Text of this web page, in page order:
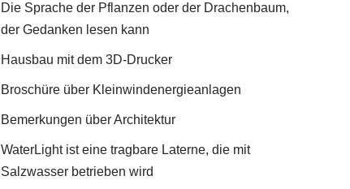
Die Sprache der Pflanzen oder der Drachenbaum,
der Gedanken lesen kann
Hausbau mit dem 3D-Drucker
Broschüre über Kleinwindenergieanlagen
Bemerkungen über Architektur
WaterLight ist eine tragbare Laterne, die mit
Salzwasser betrieben wird